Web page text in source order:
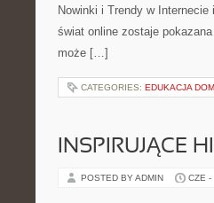
Nowinki i Trendy w
świat online zostaje
może […]
CATEGORIES: EDUKACJA
INSPIRUJĄCE
POSTED BY ADMIN CZE -